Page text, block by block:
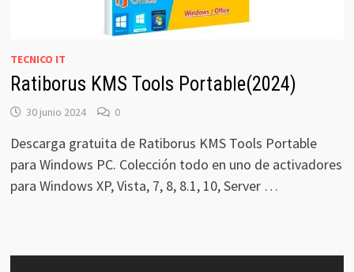
TECNICO IT
Ratiborus KMS Tools Portable(2024)
30 junio 2024 0
Descarga gratuita de Ratiborus KMS Tools Portable
para Windows PC. Colección todo en uno de activadores
para Windows XP, Vista, 7, 8, 8.1, 10, Server …